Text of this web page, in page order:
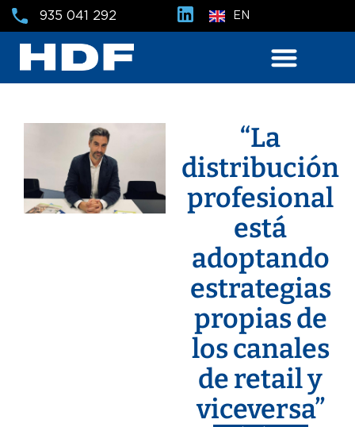
935 041 292 EN
“La
distribución
profesional
está
adoptando
estrategias
propias de
los canales
de retail y
viceversa”